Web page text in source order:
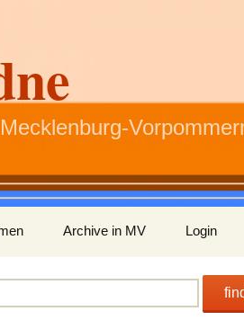
Archive in MV Login